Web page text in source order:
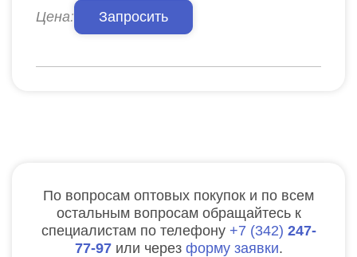
Цена: Запросить
По вопросам оптовых покупок и по всем
остальным вопросам обращайтесь к
специалистам по телефону
7 342 247-
77-97 или через форму заявки.